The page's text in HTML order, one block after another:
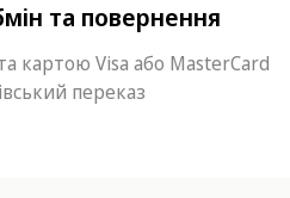
та повернення
картою Visa або MasterCard
переказ